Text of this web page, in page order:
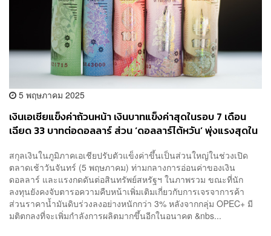
5 พฤษภาคม 2025
เงินเอเชียแข็งค่าถ้วนหน้า เงินบาทแข็งค่าสุดในรอบ 7 เดือน
เฉียด 33 บาทต่อดอลลาร์ ส่วน ‘ดอลลาร์ไต้หวัน’ พุ่งแรงสุดใน
สกุลเงินในภูมิภาคเอเชียปรับตัวแข็งค่าขึ้นเป็นส่วนใหญ่ในช่วงเปิด
ตลาดเช้าวันจันทร์ (5 พฤษภาคม) ท่ามกลางการอ่อนค่าของเงิน
ดอลลาร์ และแรงกดดันต่อสินทรัพย์สหรัฐฯ ในภาพรวม ขณะที่นัก
ลงทุนยังคงจับตารอความคืบหน้าเพิ่มเติมเกี่ยวกับการเจรจาการค้า
ส่วนราคาน้ำมันดิบร่วงลงอย่างหนักกว่า 3% หลังจากกลุ่ม OPEC+ มี
มติตกลงที่จะเพิ่มกำลังการผลิตมากขึ้นอีกในอนาคต &nbs...